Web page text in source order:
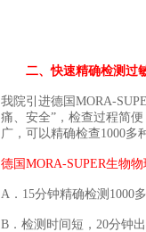
二、快速精确检测过
我院引进德国MORA-
痛、安全”，检查过程简
广，可以精确检查1000多
德国MORA-SUPER生物
A．15分钟精确检测1000
B．检测时间短，20分钟出